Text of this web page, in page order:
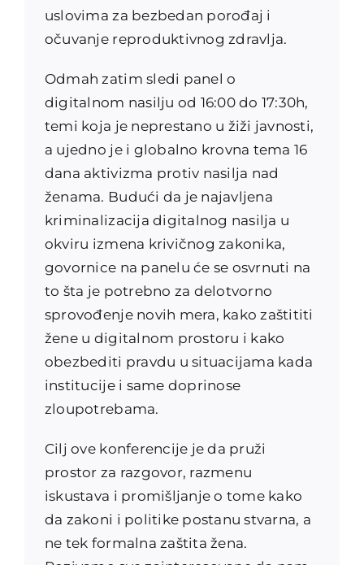
uslovima za bezbedan porođaj i
očuvanje reproduktivnog zdravlja.
Odmah zatim sledi panel o
digitalnom nasilju od 16:00 do 17:30h,
temi koja je neprestano u žiži javnosti,
a ujedno je i globalno krovna tema 16
dana aktivizma protiv nasilja nad
ženama. Budući da je najavljena
kriminalizacija digitalnog nasilja u
okviru izmena krivičnog zakonika,
govornice na panelu će se osvrnuti na
to šta je potrebno za delotvorno
sprovođenje novih mera, kako zaštititi
žene u digitalnom prostoru i kako
obezbediti pravdu u situacijama kada
institucije i same doprinose
zloupotrebama.
Cilj ove konferencije je da pruži
prostor za razgovor, razmenu
iskustava i promišljanje o tome kako
da zakoni i politike postanu stvarna, a
ne tek formalna zaštita žena.